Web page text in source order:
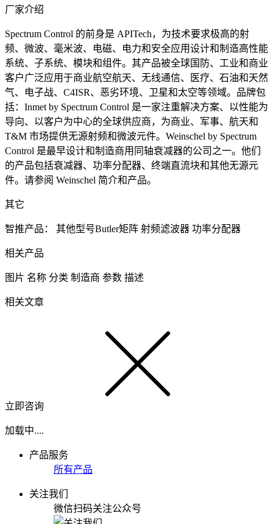
厂家介绍
Spectrum Control 的前身是 APITech，为技术要求极高的射
频、微波、毫米波、电磁、电力和安全应用设计和制造高性能
系统、子系统、模块和组件。其产品被全球国防、工业和商业
客户广泛应用于商业航空航天、无线通信、医疗、石油和天然
气、电子战、C4ISR、恶劣环境、卫星和太空等领域。品牌包
括：Inmet by Spectrum Control 是一家注重解决方案、以性能为
导向、以客户为中心的全球供应商，为商业、军事、航天和
T&M 市场提供无源射频和微波元件。Weinschel by Spectrum
Control 是最早设计和制造商用同轴衰减器的公司之一。他们
的产品包括衰减器、功率分配器、终端直流块和其他无源元
件。请参阅 Weinschel 简介和产品。
其它
智推产品： 其他型号Butler矩阵 射频滤波器 功率分配器
相关产品
图片 名称 分类 制造商 参数 描述
相关文章
立即咨询
加载中....
产品服务
所有产品
关注我们
微信扫码关注公众号